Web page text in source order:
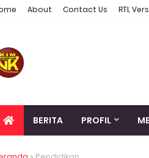
About Contact Us RTL
BERITA PROFIL